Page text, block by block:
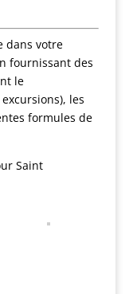
dans votre
fournissant des
le
les
formules de
Saint